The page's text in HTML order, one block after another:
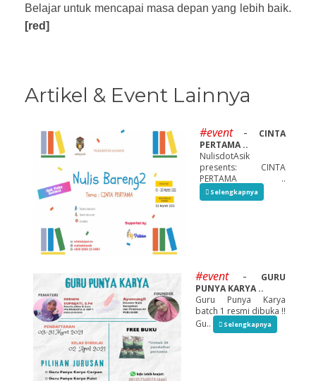
Belajar untuk mencapai masa depan yang lebih baik.
[red]
Artikel & Event Lainnya
#event-
CINTA
PERTAMA ..
NulisdotAsik
presents: CINTA
PERTAMA ..
Selengkapnya
#event-
GURU
PUNYA KARYA ..
Guru Punya Karya
batch 1 resmi dibuka ‼️
Gu..
Selengkapnya